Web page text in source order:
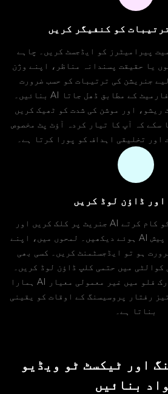
کو کنفیگر کریں
پیرامیٹرز کو ایڈجسٹ کریں۔ چاہے
یا حقیقت پسندانہ مناظر، اپنے وژن
جنریشن کی ترتیبات کو حسب ضرورت
بنائیں۔ AI آپ کے پسندیدہ آؤٹ پٹ فارمیٹ کے مطابق ڈھل جاتا
ریشو، اور موشن کی شدت کو ٹھیک کریں
سکے کہ آپ کا تیار کردہ آؤٹ پٹ مخصوص
اور تخلیقی اہداف کو پورا کرتا ہے۔
اور ڈاؤن لوڈ کریں
جنریٹ پر کلک کریں اور AI ویڈیو جنریشن کے عمل کو کام کرتے
ہوئے دیکھیں۔ لمحوں میں، اپنے AI سے تیار کردہ آؤٹ پٹ کا پیش
ہو تو ایڈجسٹمنٹ کریں۔ کسی بھی
کوالٹی میں حتمی کلپ ڈاؤن لوڈ کریں۔
ہمارا AI ویڈیو جنریٹر جنریشن ورک فلو میں غیر معمولی معیار
رفتار پروسیسنگ کے اوقات کو یقینی
بناتا ہے۔
اور ٹیکسٹ ٹو ویڈیو
بنائیں